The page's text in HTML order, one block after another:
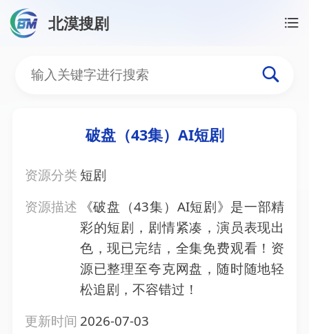
北漠搜剧
破盘（43集）AI短剧
破盘（43集）AI短剧
资源分类 短剧
资源描述
《破盘（43集）AI短剧》是一部精
彩的短剧，剧情紧凑，演员表现出
色，现已完结，全集免费观看！资
源已整理至夸克网盘，随时随地轻
松追剧，不容错过！
更新时间 2026-07-03